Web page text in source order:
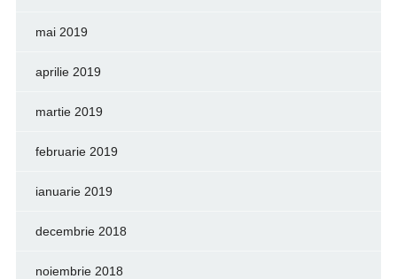
mai 2019
aprilie 2019
martie 2019
februarie 2019
ianuarie 2019
decembrie 2018
noiembrie 2018